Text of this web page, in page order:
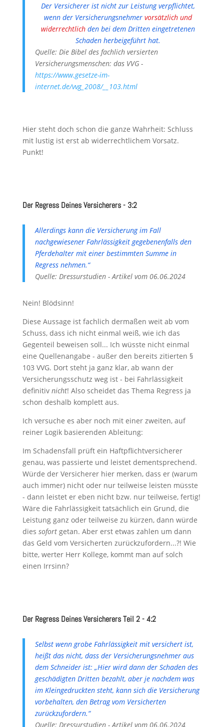
Der Versicherer ist nicht zur Leistung verpflichtet,
wenn der Versicherungsnehmervorsätzlich und
widerrechtlich den bei dem Dritten eingetretenen
Schaden herbeigeführt hat.
Quelle: Die Bibel des fachlich versierten
Versicherungsmenschen: das VVG -
https://www.gesetze-im-
internet.de/vvg_2008/__103.html
Hier steht doch schon die ganze Wahrheit: Schluss
mit lustig ist erst ab widerrechtlichem Vorsatz.
Punkt!
Der Regress Deines Versicherers - 3:2
Allerdings kann die Versicherung im Fall
nachgewiesener Fahrlässigkeit gegebenenfalls den
Pferdehalter mit einer bestimmten Summe in
Regress nehmen.“
Quelle: Dressurstudien - Artikel vom 06.06.2024
Nein! Blödsinn!
Diese Aussage ist fachlich dermaßen weit ab vom
Schuss, dass ich nicht einmal weiß, wie ich das
Gegenteil beweisen soll... Ich wüsste nicht einmal
eine Quellenangabe - außer den bereits zitierten §
103 VVG. Dort steht ja ganz klar, ab wann der
Versicherungsschutz weg ist - bei Fahrlässigkeit
definitiv nicht! Also scheidet das Thema Regress ja
schon deshalb komplett aus.
Ich versuche es aber noch mit einer zweiten, auf
reiner Logik basierenden Ableitung:
Im Schadensfall prüft ein Haftpflichtversicherer
genau, was passierte und leistet dementsprechend.
Würde der Versicherer hier merken, dass er (warum
auch immer) nicht oder nur teilweise leisten müsste
- dann leistet er eben nicht bzw. nur teilweise, fertig!
Wäre die Fahrlässigkeit tatsächlich ein Grund, die
Leistung ganz oder teilweise zu kürzen, dann würde
dies sofortgetan. Aber erst etwas zahlen um dann
das Geld vom Versicherten zurückzufordern...?! Wie
bitte, werter Herr Kollege, kommt man auf solch
einen Irrsinn?
Der Regress Deines Versicherers Teil 2 - 4:2
Selbst wenn grobe Fahrlässigkeit mit versichert ist,
heißt das nicht, dass der Versicherungsnehmer aus
dem Schneider ist: „Hier wird dann der Schaden des
geschädigten Dritten bezahlt, aber je nachdem was
im Kleingedruckten steht, kann sich die Versicherung
vorbehalten, den Betrag vom Versicherten
zurückzufordern.“
Quelle: Dressurstudien - Artikel vom 06.06.2024